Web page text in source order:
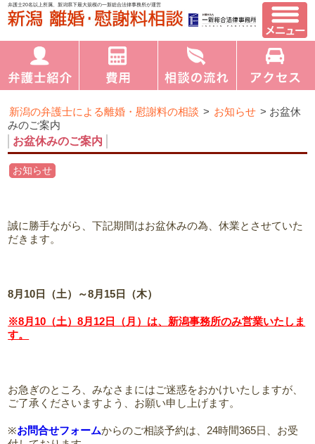
弁護士20名以上所属、新潟県下最大規模の一新総合法律事務所が運営
新潟の弁護士による離婚・慰謝料の相談 > お知らせ > お盆休
みのご案内
お盆休みのご案内
お知らせ
誠に勝手ながら、下記期間はお盆休みの為、休業とさせていた
だきます。
8月10日（土）～8月15日（木）
※8月10（土）8月12日（月）は、新潟事務所のみ営業いたしま
す。
お急ぎのところ、みなさまにはご迷惑をおかけいたしますが、
ご了承くださいますよう、お願い申し上げます。
※お問合せフォームからのご相談予約は、24時間365日、お受